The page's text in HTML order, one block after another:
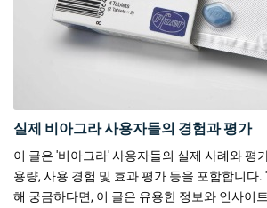
실제 비아그라 사용자들의 경험과 평가
이 글은 '비아그라' 사용자들의 실제 사례와 평
용량, 사용 경험 및 효과 평가 등을 포함합니다.
해 궁금하다면, 이 글은 유용한 정보와 인사이